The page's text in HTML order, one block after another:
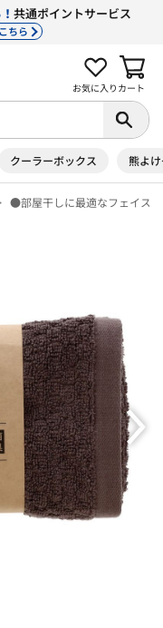
共通ポイントサービス
ちら
お気に入り カート
クーラーボックス 熊よ
●部屋干しに最適なフェイス